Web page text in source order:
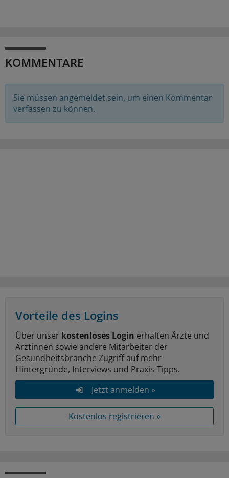
KOMMENTARE
Sie müssen angemeldet sein, um einen Kommentar
verfassen zu können.
Vorteile des Logins
Über unser kostenloses Login erhalten Ärzte und
Ärztinnen sowie andere Mitarbeiter der
Gesundheitsbranche Zugriff auf mehr
Hintergründe, Interviews und Praxis-Tipps.
Jetzt anmelden »
Kostenlos registrieren »